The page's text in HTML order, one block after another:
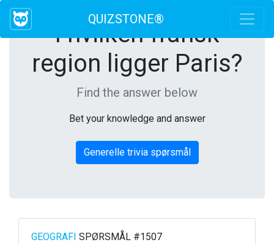
QUIZSTONE®
I hvilken fransk
region ligger Paris?
Find the answer below
Bet your knowledge and answer
Generelle trivia spørsmål
GEOGRAFI SPØRSMÅL #1507